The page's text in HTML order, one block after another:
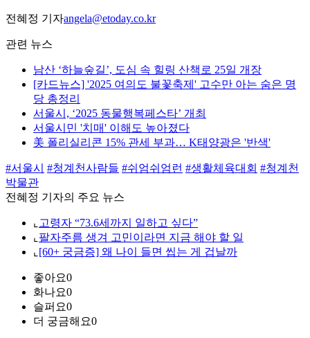
전혜정 기자angela@etoday.co.kr
관련 뉴스
남산 ‘하늘숲길’, 도심 속 힐링 산책로 25일 개장
[카드뉴스] '2025 여의도 불꽃축제' 고수만 아는 숨은 명
당 총정리
서울시, ‘2025 동물행복페스타’ 개최
서울시민 '치매' 이해도 높아졌다
美 폴리실리콘 15% 관세 부과… K태양광은 '반색'
#서울시 #청계천사람들 #쉬엄쉬엄런 #생활체육대회 #청계천
박물관
전혜정 기자의 주요 뉴스
⌞ 고령자 “73.6세까지 일하고 싶다”
⌞ 팔자주름 생겨 고민이라면 지금 해야 할 일
⌞ [60+ 궁금증] 왜 나이 들면 씹는 게 겁날까
좋아요0
화나요0
슬퍼요0
더 궁금해요0